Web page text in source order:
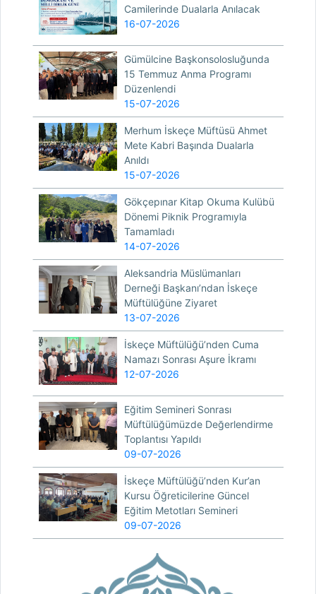
Camilerinde Dualarla Anılacak
16-07-2026
Gümülcine Başkonsolosluğunda
15 Temmuz Anma Programı
Düzenlendi
15-07-2026
Merhum İskeçe Müftüsü Ahmet
Mete Kabri Başında Dualarla
Anıldı
15-07-2026
Gökçepınar Kitap Okuma Kulübü
Dönemi Piknik Programıyla
Tamamladı
14-07-2026
Aleksandria Müslümanları
Derneği Başkanı’ndan İskeçe
Müftülüğüne Ziyaret
13-07-2026
İskeçe Müftülüğü’nden Cuma
Namazı Sonrası Aşure İkramı
12-07-2026
Eğitim Semineri Sonrası
Müftülüğümüzde Değerlendirme
Toplantısı Yapıldı
09-07-2026
İskeçe Müftülüğü’nden Kur’an
Kursu Öğreticilerine Güncel
Eğitim Metotları Semineri
09-07-2026